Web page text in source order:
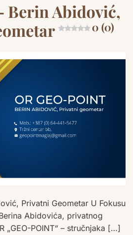
Berin Abidović,
0 (0)
Privatni Geometar U Fokusu
Abidovića, privatnog
„GEO-POINT“ – stručnjaka […]